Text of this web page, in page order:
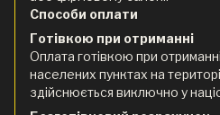
Способи оплати
Готівкою при отриманні
Оплата готівкою при
населених пунктах на
здійснюється виключно у